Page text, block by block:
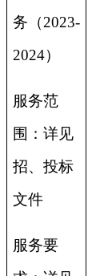
务（2023-
2024）
服务范
围：详见
招、投标
文件
服务要